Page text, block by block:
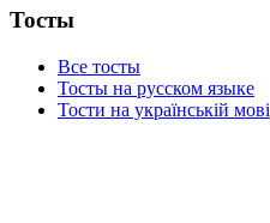
Тосты
Все тосты
Тосты на русском языке
Тости на українській мові